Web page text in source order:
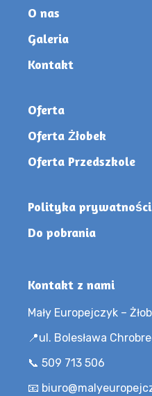
O nas
Galeria
Kontakt
Oferta
Oferta Żłobek
Oferta Przedszkole
Polityka prywatności
Do pobrania
Kontakt z nami
Mały Europejczyk –
📍ul. Bolesława
📞 509 713 506
📧